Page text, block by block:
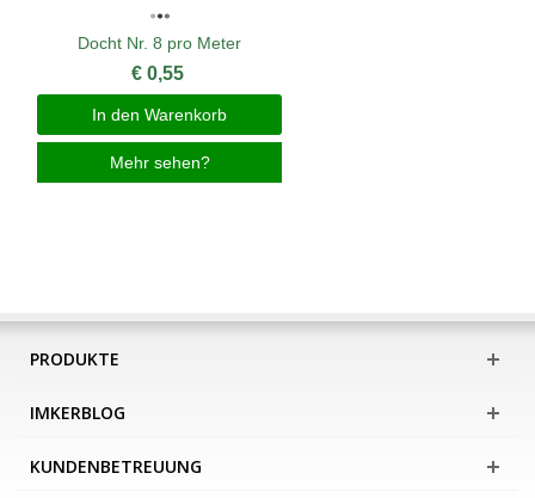
Docht Nr. 8 pro Meter
€ 0,55
In den Warenkorb
Mehr sehen?
PRODUKTE
IMKERBLOG
KUNDENBETREUUNG